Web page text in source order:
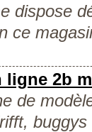
dispose
ce
ligne 2b
de